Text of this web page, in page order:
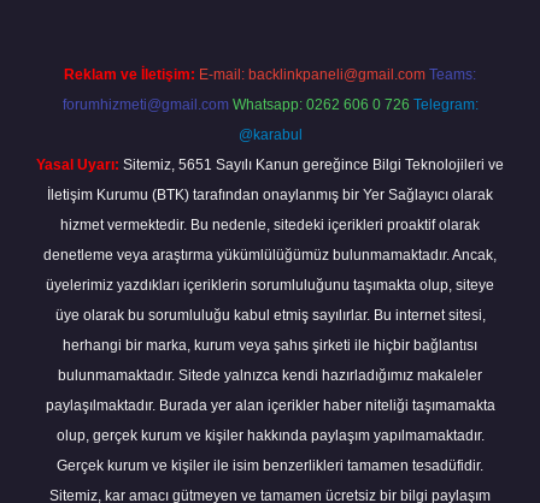
Reklam ve İletişim: E-mail: backlinkpaneli@gmail.com Teams:
forumhizmeti@gmail.com Whatsapp: 0262 606 0 726 Telegram:
@karabul
Yasal Uyarı: Sitemiz, 5651 Sayılı Kanun gereğince Bilgi Teknolojileri ve
İletişim Kurumu (BTK) tarafından onaylanmış bir Yer Sağlayıcı olarak
hizmet vermektedir. Bu nedenle, sitedeki içerikleri proaktif olarak
denetleme veya araştırma yükümlülüğümüz bulunmamaktadır. Ancak,
üyelerimiz yazdıkları içeriklerin sorumluluğunu taşımakta olup, siteye
üye olarak bu sorumluluğu kabul etmiş sayılırlar. Bu internet sitesi,
herhangi bir marka, kurum veya şahıs şirketi ile hiçbir bağlantısı
bulunmamaktadır. Sitede yalnızca kendi hazırladığımız makaleler
paylaşılmaktadır. Burada yer alan içerikler haber niteliği taşımamakta
olup, gerçek kurum ve kişiler hakkında paylaşım yapılmamaktadır.
Gerçek kurum ve kişiler ile isim benzerlikleri tamamen tesadüfidir.
Sitemiz, kar amacı gütmeyen ve tamamen ücretsiz bir bilgi paylaşım